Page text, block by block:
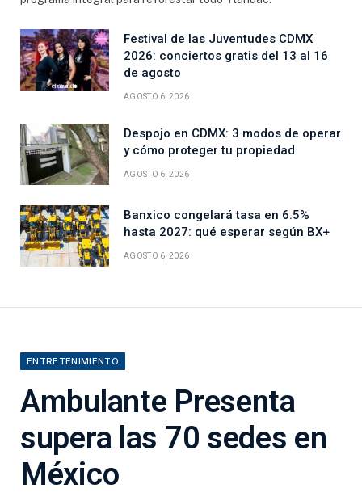
Festival de las Juventudes CDMX
2026: conciertos gratis del 13 al 16
de agosto
AGOSTO 6, 2026
Despojo en CDMX: 3 modos de operar
y cómo proteger tu propiedad
AGOSTO 6, 2026
Banxico congelará tasa en 6.5%
hasta 2027: qué esperar según BX+
AGOSTO 6, 2026
ENTRETENIMIENTO
Ambulante Presenta
supera las 70 sedes en
México